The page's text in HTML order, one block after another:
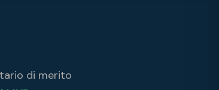
di merito